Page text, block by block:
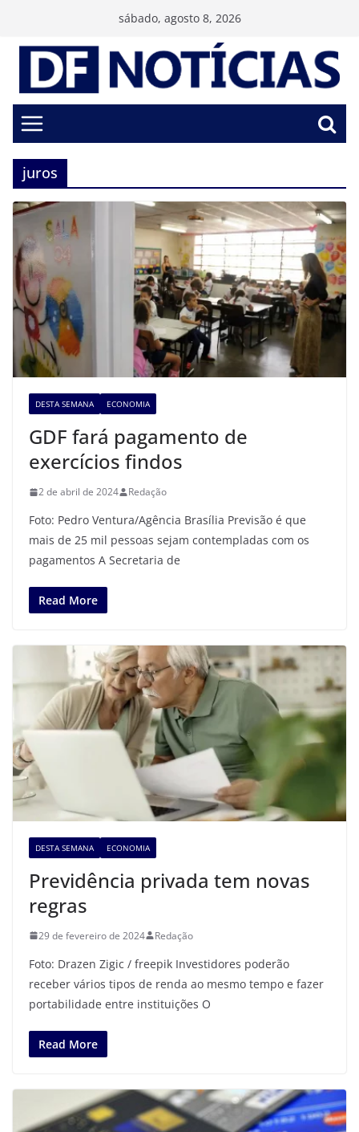
conteúdo
sábado, agosto 8, 2026
juros
DESTA SEMANA ECONOMIA
GDF fará pagamento de
exercícios findos
2 de abril de 2024 Redação
Foto: Pedro Ventura/Agência Brasília Previsão é que
mais de 25 mil pessoas sejam contempladas com os
pagamentos A Secretaria de
Read More
DESTA SEMANA ECONOMIA
Previdência privada tem novas
regras
29 de fevereiro de 2024 Redação
Foto: Drazen Zigic / freepik Investidores poderão
receber vários tipos de renda ao mesmo tempo e fazer
portabilidade entre instituições O
Read More